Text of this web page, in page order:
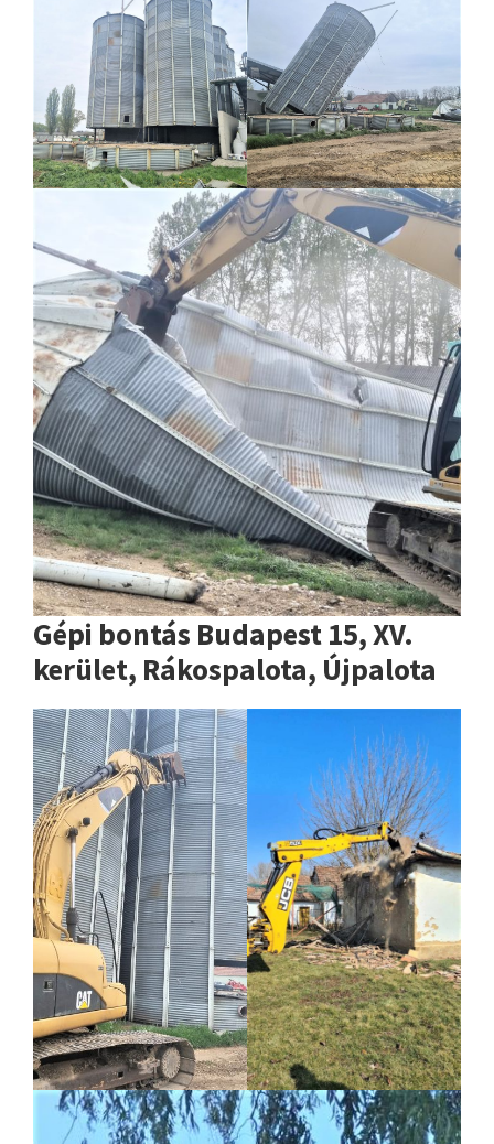
Gépi bontás Budapest 15, XV.
kerület, Rákospalota, Újpalota